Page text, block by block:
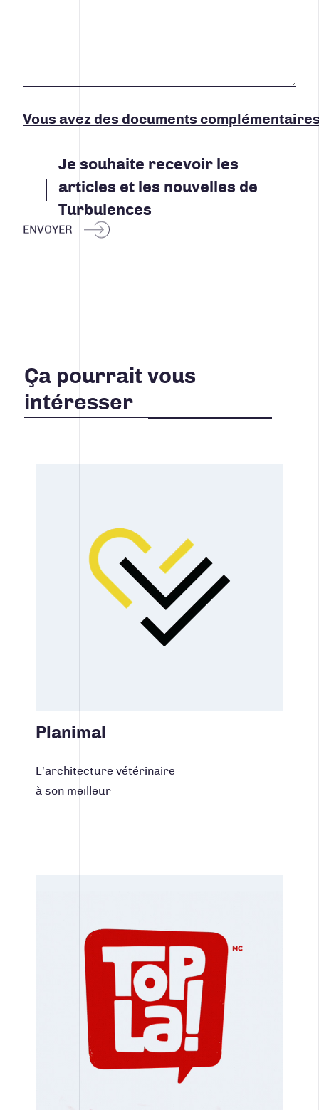
Vous avez des documents
Je souhaite recevoir les
articles et les nouvelles de
Turbulences
ENVOYER
Ça pourrait vous
intéresser
Planimal
L’architecture vétérinaire
à son meilleur